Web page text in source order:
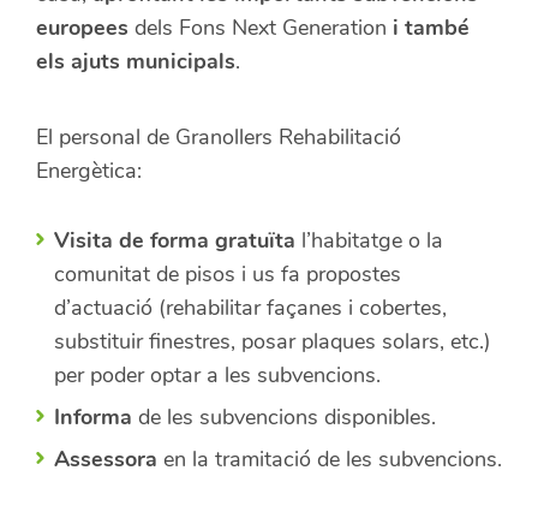
europees dels Fons Next Generation i també
els ajuts municipals.
El personal de Granollers Rehabilitació
Energètica:
Visita de forma gratuïta l’habitatge o la
comunitat de pisos i us fa propostes
d’actuació (rehabilitar façanes i cobertes,
substituir finestres, posar plaques solars, etc.)
per poder optar a les subvencions.
Informa de les subvencions disponibles.
Assessora en la tramitació de les subvencions.